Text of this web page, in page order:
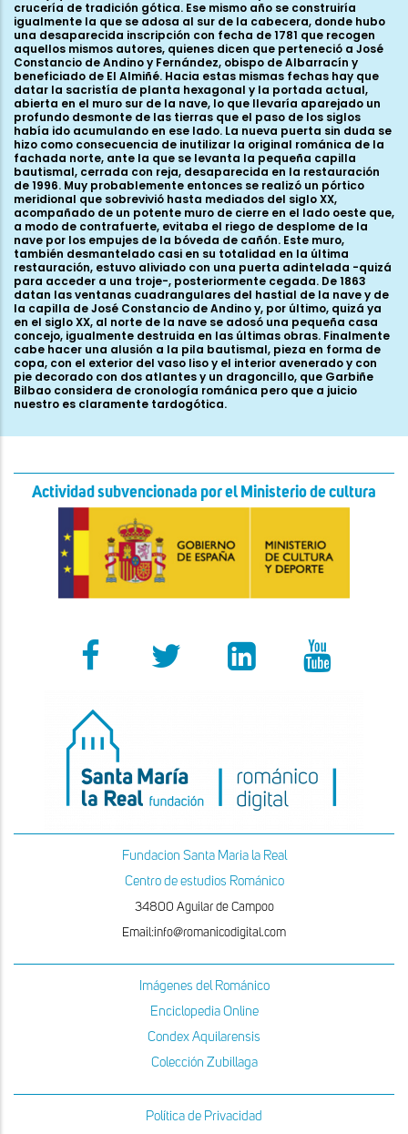
Actividad subvencionada por el Ministerio de cultura
Fundacion Santa Maria la Real
Centro de estudios Románico
34800 Aguilar de Campoo
Email:info@romanicodigital.com
Imágenes del Románico
Enciclopedia Online
Condex Aquilarensis
Colección Zubillaga
Política de Privacidad